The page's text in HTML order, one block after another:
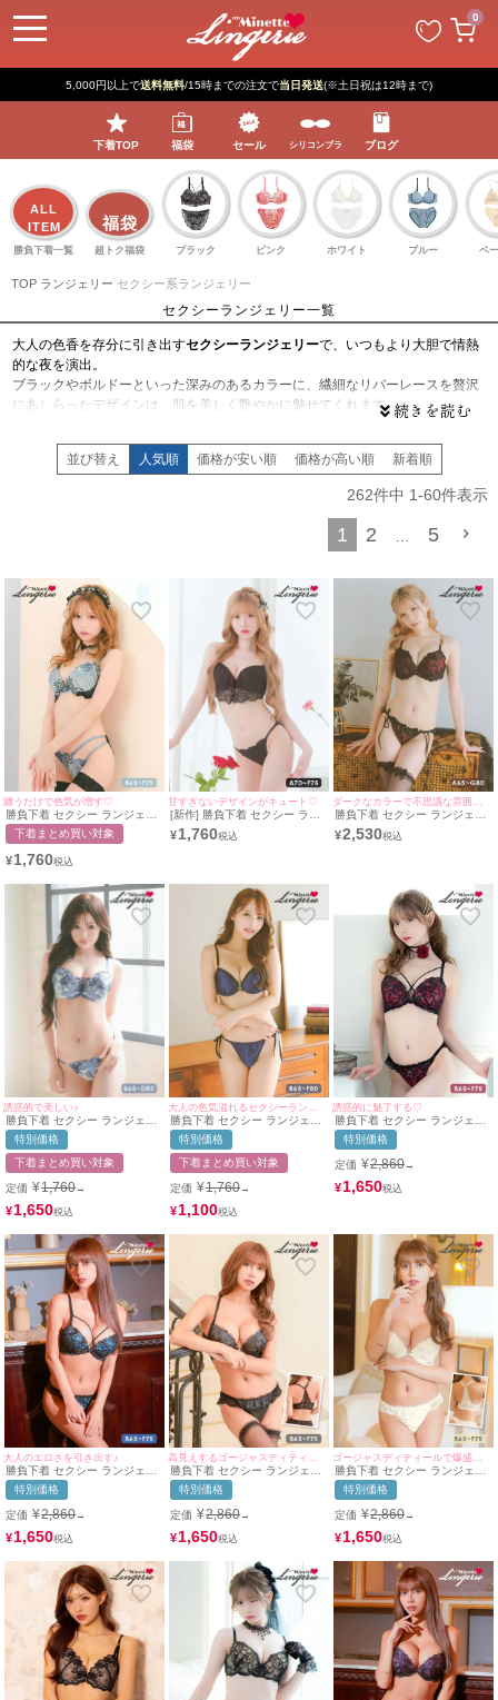
0
5,000円以上で送料無料/15時までの注文で当日発送(※土日祝は12時まで)
下着TOP 福袋 セール シリコンブラ ブログ
ALL
ITEM
勝負下着一覧
福袋
超トク福袋 ブラック ピンク ホワイト ブルー ベ
TOP ランジェリー セクシー系ランジェリー
セクシーランジェリー一覧
大人の色香を存分に引き出すセクシーランジェリーで、いつもより大胆で情熱
的な夜を演出。
ブラックやボルドーといった深みのあるカラーに、繊細なリバーレースを贅沢
にあしらったデザインは、肌を美しく艶やかに魅せてくれます。♪
が、女性らしいボディラインをアーティスティックに強調。◎
ただ露出するだけでなく、気品を感じさせるディテールにこだわっているか
としてはもちろん、自分自身の自信
日常を脱ぎ捨てて、官能的でミステリアスな魅力を纏えるシルエットで、忘れ
myMinetteのセクシーランジェリー
コレクションで、内に秘めた美しさを解放
してみませんか？♥
並び替え 人気順 価格が安い順 価格が高い順 新着順
262件中 1-60件表示
1 2 … 5
纏うだけで色気が増す♡
勝負下着 セクシー ランジェリ
ー エレガントローズ シアー ブ
ラックレース ワイヤー ブラジ
下着まとめ買い対象
¥1,760
甘すぎないデザインがキュート♡
[新作] 勝負下着 セクシー ラン
ジェリー フレア レース ブラッ
ク 黒 モールドカップ ブラジャ
¥1,760
勝負下着 セクシー ランジェリ
ー ゴージャスフラワーチュー
ルカップブラジャー＆ショーツ
¥2,530
誘惑的で美しい♪
勝負下着 セクシー ランジェリ
ー レースアップ リーフ 刺繍
レース ワイヤー 脇高 ブラジャ
ー＆ショーツ2点セット
特別価格
下着まとめ買い対象
定価 ¥1,760→
¥1,650
大人の色気溢れるセクシーランジェリー❤︎
勝負下着 セクシー ランジェリ
ーセクシーサテンカップバスト
ジップブラジャー＆ショーツ2
点セット
特別価格
下着まとめ買い対象
定価 ¥1,760→
¥1,100
誘惑的に魅了する♡
勝負下着 セクシー ランジェリ
ー グラデーション 刺繍 ブラッ
クレース クロスコード 脇高 ワ
イヤー ブラジャー ショーツ 2
点セット
特別価格
定価 ¥2,860→
¥1,650
大人のエロさを引き出す♪
勝負下着 セクシー ランジェリ
ー グラデーション ゴージャス
エレガント 刺繍 クロスコード
脇高 ワイヤー ブラジャー Tバ
ックショーツ 2点セット
特別価格
定価 ¥2,860→
¥1,650
勝負下着 セクシー ランジェリ
ー エレガントレース チュール
レイヤード フロントホック ワ
イヤー ブラジャー ショーツ 2
点セット
特別価格
定価 ¥2,860→
¥1,650
ゴージャスディティールで爆盛れ♡
勝負下着 セクシー ランジェリ
ー エレガント フラワーレース
刺繍 チュールベール フロント
ホック ワイヤー ブラジャー T
バックショーツ 2点セット
特別価格
定価 ¥2,860→
¥1,650
ペー
ジト